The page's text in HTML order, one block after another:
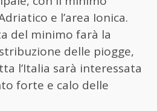
e l’area Ionica.
del minimo farà la
delle piogge,
l’Italia sarà interessata
forte e calo delle